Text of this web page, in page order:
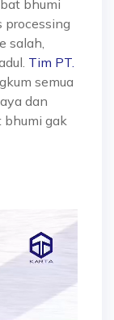
bhumi
processing
salah,
Tim PT.
semua
dan
bhumi gak